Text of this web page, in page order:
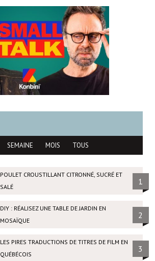
SEMAINE MOIS TOUS
POULET CROUSTILLANT CITRONNÉ, SUCRÉ ET
SALÉ
1
DIY : RÉALISEZ UNE TABLE DE JARDIN EN
MOSAÏQUE
2
LES PIRES TRADUCTIONS DE TITRES DE FILM EN
QUÉBÉCOIS
3